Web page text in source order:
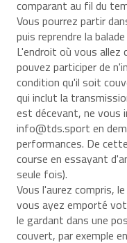
comparant au fil du
Vous pourrez partir
puis reprendre la
L'endroit où vous allez
pouvez participer de
condition qu'il soit
qui inclut la
est décevant, ne vous
info@tds.sport en
performances. De
course en essayant
seule fois).
Vous l'aurez compris,
vous ayez emporté
le gardant dans une
couvert, par exemple